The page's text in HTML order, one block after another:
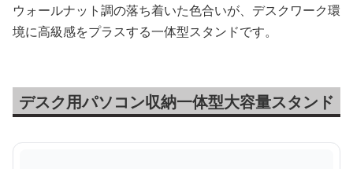
ウォールナット調の落ち着いた色合いが、デスクワーク環
境に高級感をプラスする一体型スタンドです。
デスク用パソコン収納一体型大容量スタンド